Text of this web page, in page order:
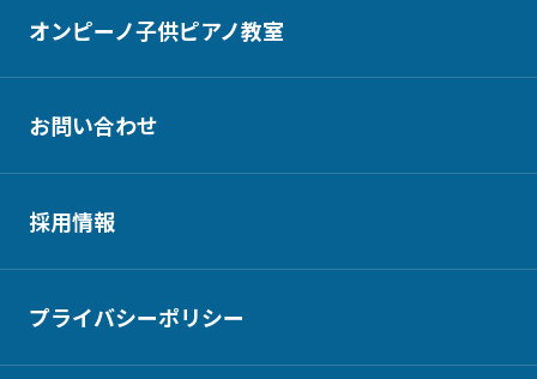
オンピーノ子供ピアノ教室
お問い合わせ
採用情報
プライバシーポリシー